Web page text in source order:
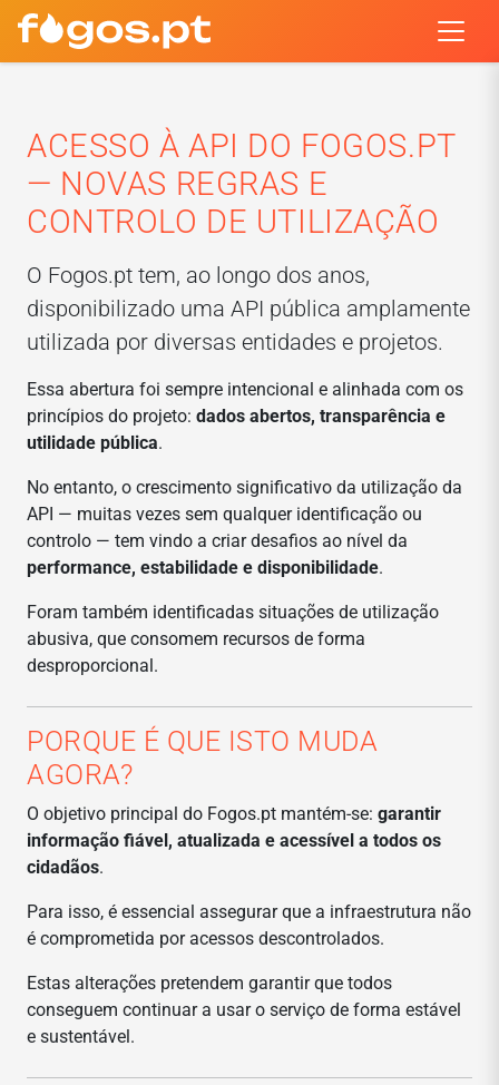
ACESSO À API DO FOGOS.PT
— NOVAS REGRAS E
CONTROLO DE UTILIZAÇÃO
O Fogos.pt tem, ao longo dos anos,
disponibilizado uma API pública amplamente
utilizada por diversas entidades e projetos.
Essa abertura foi sempre intencional e alinhada com os
princípios do projeto: dados abertos, transparência e
utilidade pública.
No entanto, o crescimento significativo da utilização da
API — muitas vezes sem qualquer identificação ou
controlo — tem vindo a criar desafios ao nível da
performance, estabilidade e disponibilidade.
Foram também identificadas situações de utilização
abusiva, que consomem recursos de forma
desproporcional.
PORQUE É QUE ISTO MUDA
AGORA?
O objetivo principal do Fogos.pt mantém-se: garantir
informação fiável, atualizada e acessível a todos os
cidadãos.
Para isso, é essencial assegurar que a infraestrutura não
é comprometida por acessos descontrolados.
Estas alterações pretendem garantir que todos
conseguem continuar a usar o serviço de forma estável
e sustentável.